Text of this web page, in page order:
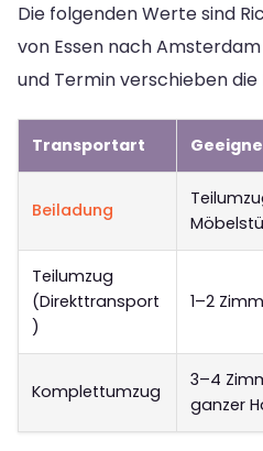
Die folgenden Werte sind
von Essen nach
und Termin verschieben
Transportart
Beiladung
Teilumzug
(Direkttransport
)
1–2
Komplettumzug
3–4
ganzer